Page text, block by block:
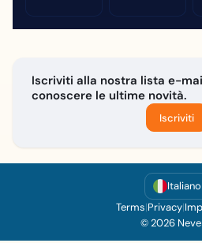
Iscriviti alla nostra lista e-
conoscere le ultime novità.
Iscriviti
Italiano
Terms|Privacy|
© 2026